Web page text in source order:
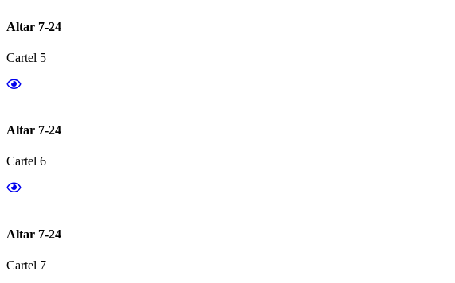
Altar 7-24
Cartel 5
Altar 7-24
Cartel 6
Altar 7-24
Cartel 7